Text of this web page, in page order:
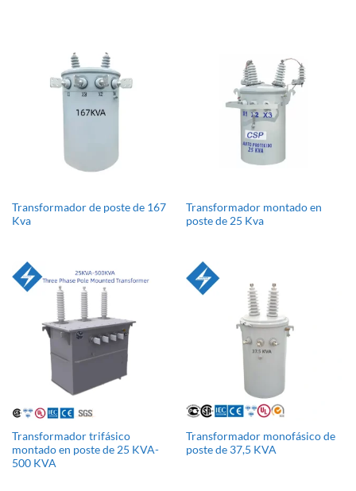
Transformador de poste de 167
Kva
Transformador montado en
poste de 25 Kva
Transformador trifásico
montado en poste de 25 KVA-
500 KVA
Transformador monofásico de
poste de 37,5 KVA